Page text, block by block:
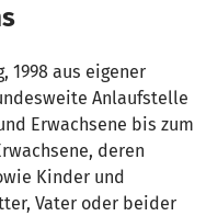
1998 aus eigener
Anlaufstelle
Erwachsene bis zum
deren
Kinder und
Vater oder beider